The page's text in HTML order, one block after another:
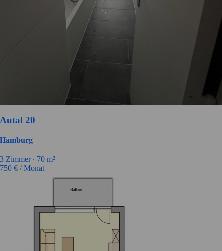
Autal 20
Hamburg
3 Zimmer ∙ 70 m²
750 € / Monat